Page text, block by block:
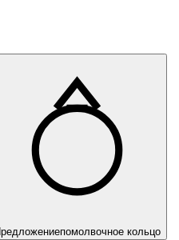
помолвочное кольцо